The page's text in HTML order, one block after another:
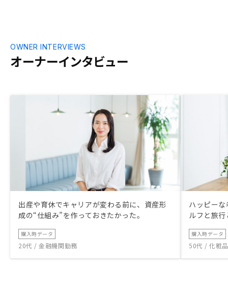
オーナーインタビュー
OWNER INTERVIEWS
出産や育休でキャリアが変わる前に、資産形
成の“仕組み”を作っておきたかった。
購入時データ
20代 / 金融機関勤務
ハッピー
ルフと旅
購入時データ
50代 / 化粧